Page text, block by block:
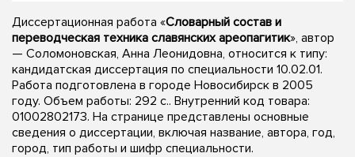
Диссертационная работа «Словарный состав и
переводческая техника славянских ареопагитик», автор
— Соломоновская, Анна Леонидовна, относится к типу:
кандидатская диссертация по специальности 10.02.01.
Работа подготовлена в городе Новосибирск в 2005
году. Объем работы: 292 с.. Внутренний код товара:
01002802173. На странице представлены основные
сведения о диссертации, включая название, автора, год,
город, тип работы и шифр специальности.